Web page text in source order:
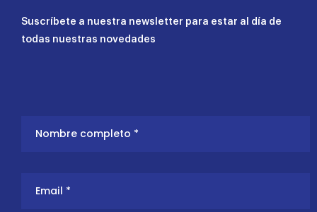
Suscríbete a nuestra newsletter para estar al día de
todas nuestras novedades